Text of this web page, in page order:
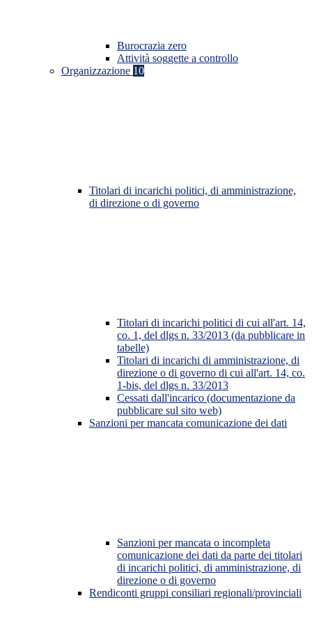
Burocrazia zero
Attività soggette a controllo
Organizzazione 10
Titolari di incarichi politici, di amministrazione,
di direzione o di governo
Titolari di incarichi politici di cui all'art. 14,
co. 1, del dlgs n. 33/2013 (da pubblicare in
tabelle)
Titolari di incarichi di amministrazione, di
direzione o di governo di cui all'art. 14, co.
1-bis, del dlgs n. 33/2013
Cessati dall'incarico (documentazione da
pubblicare sul sito web)
Sanzioni per mancata comunicazione dei dati
Sanzioni per mancata o incompleta
comunicazione dei dati da parte dei titolari
di incarichi politici, di amministrazione, di
direzione o di governo
Rendiconti gruppi consiliari regionali/provinciali